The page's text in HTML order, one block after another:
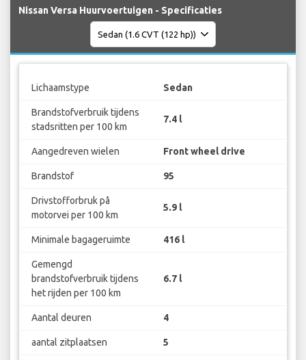
Nissan Versa Huurvoertuigen - Specificaties
Lichaamstype Sedan
Brandstofverbruik tijdens
stadsritten per 100 km
7.4 l
Aangedreven wielen Front wheel drive
Brandstof 95
Drivstofforbruk på
motorvei per 100 km
5.9 l
Minimale bagageruimte 416 l
Gemengd
brandstofverbruik tijdens
het rijden per 100 km
6.7 l
Aantal deuren 4
aantal zitplaatsen 5